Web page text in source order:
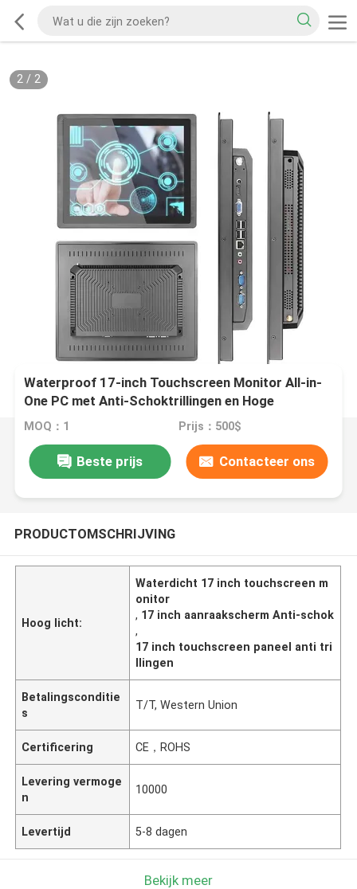
2/ 2
Waterproof 17-inch Touchscreen Monitor All-in-
One PC met Anti-Schoktrillingen en Hoge
Helderheid Display
MOQ：1 Prijs：500$
Beste prijs Contacteer ons
PRODUCTOMSCHRIJVING
Hoog licht:
Waterdicht 17 inch touchscreen m
onitor
, 17 inch aanraakscherm Anti-schok
,
17 inch touchscreen paneel anti tri
llingen
Betalingsconditie
s
T/T, Western Union
Certificering CE，ROHS
Levering vermoge
n
10000
Levertijd 5-8 dagen
Bekijk meer